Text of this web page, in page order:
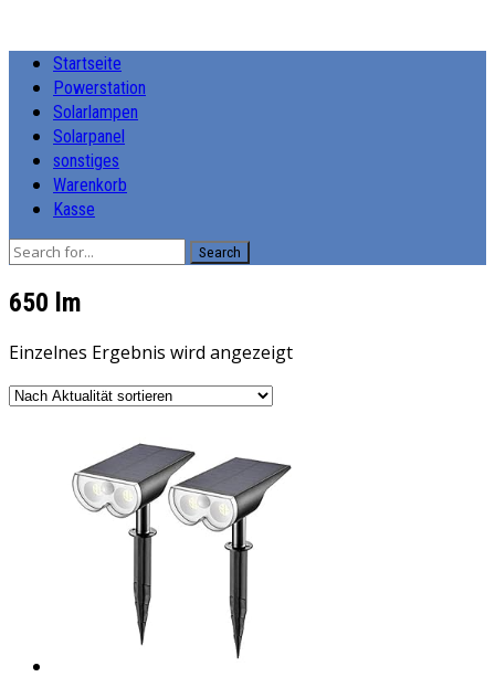
Startseite
Powerstation
Solarlampen
Solarpanel
sonstiges
Warenkorb
Kasse
Search
‎650 lm
Einzelnes Ergebnis wird angezeigt